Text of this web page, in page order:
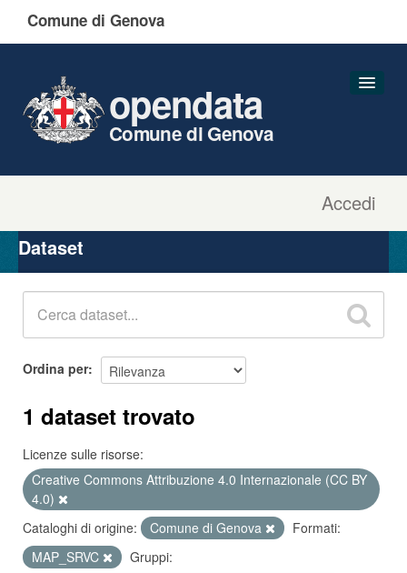
Comune di Genova
Accedi
opendata
Comune di Genova
Organizzazioni
Gruppi
Dataset
Ordina per
1 dataset trovato
Licenze sulle risorse:
Creative Commons Attribuzione 4.0 Internazionale (CC BY
4.0)
Cataloghi di origine:
Comune di Genova
Formati:
MAP_SRVC
Gruppi: